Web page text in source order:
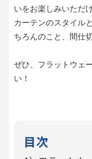
お問い合わせ
お気に入りリスト
いをお楽しみいただ
カーテンのスタイル
ちろんのこと、間仕
ぜひ、フラットウェ
い！
目次